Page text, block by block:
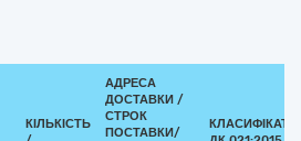
КІЛЬКІСТЬ
АДРЕСА
ДОСТАВКИ /
СТРОК
ПОСТАВКИ/